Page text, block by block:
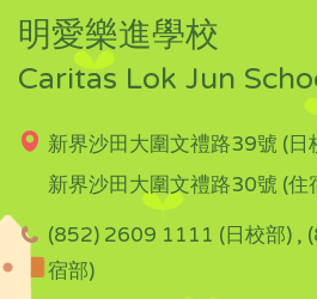
明愛樂進學校
Caritas Lok Jun
新界沙田大圍文禮路39號 (日
新界沙田大圍文禮路30號 (住
(852) 2609 1111 (日校部) ,
宿部)